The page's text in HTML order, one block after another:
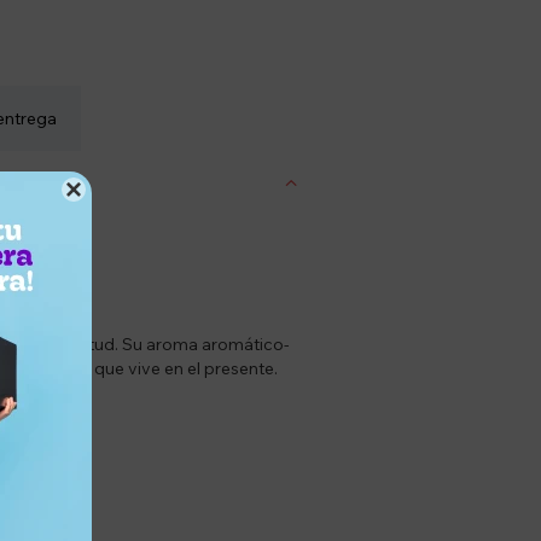

la juventud. Su aroma aromático-
y seguro que vive en el presente.